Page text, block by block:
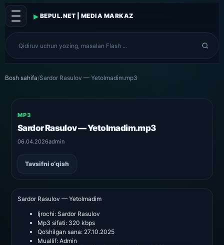
▸ BEPUL.NET | MEDIA MARKAZ
Bosh sahifa/Sardor Rasulov — Yetolmadim.mp3
MP3
Sardor Rasulov — Yetolmadim.mp3
06.04.2026admin
Tavsifni o‘qish
Sardor Rasulov — Yetolmadim
Ijrochi: Sardor Rasulov
Mp3 sifati: 320 kbps
Qo’shilgan sana: 27.10.2025
Muallif: Admin